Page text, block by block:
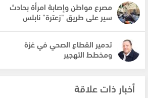
مصرع مواطن وإصابة امرأة بحادث
سير على طريق "زعترة" نابلس
تدمير القطاع الصحي في غزة
ومخطط التهجير
أخبار ذات علاقة